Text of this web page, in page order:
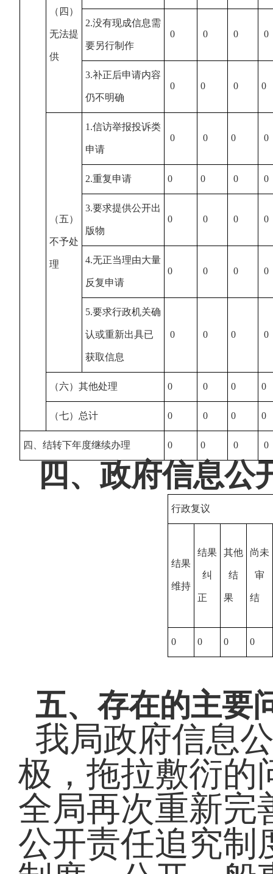
（四）
无法提
供
2.没有现成信息需
要另行制作
0 0 0 0
3.补正后申请内容
仍不明确
0 0 0 0
（五）
不予处
理
1.信访举报投诉类
申请
0 0 0 0
2.重复申请 0 0 0 0
3.要求提供公开出
版物
0 0 0 0
4.无正当理由大量
反复申请
0 0 0 0
5.要求行政机关确
认或重新出具已
获取信息
0 0 0 0
（六）其他处理 0 0 0 0
（七）总计 0 0 0 0
四、结转下年度继续办理 0 0 0 0
四、政府信息公
行政复议
结果
维持
结果
纠
正
其他
结
果
尚未
审
结
0 0 0 0
五、存在的主要
我局政府信息
极，拖拉敷衍的
全局再次重新完
公开责任追究制